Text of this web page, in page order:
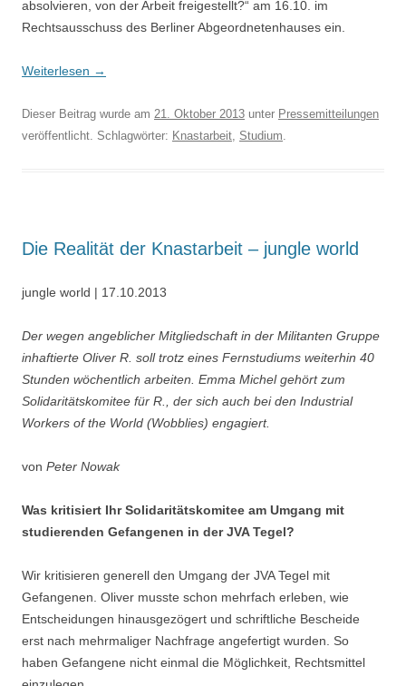
absolvieren, von der Arbeit freigestellt?“ am 16.10. im
Rechtsausschuss des Berliner Abgeordnetenhauses ein.
Weiterlesen →
Dieser Beitrag wurde am 21. Oktober 2013 unter Pressemitteilungen
veröffentlicht. Schlagwörter: Knastarbeit Studium
Die Realität der Knastarbeit – jungle world
jungle world | 17.10.2013
Der wegen angeblicher Mitgliedschaft in der Militanten Gruppe
inhaftierte Oliver R. soll trotz eines Fernstudiums weiterhin 40
Stunden wöchentlich arbeiten. Emma Michel gehört zum
Solidaritätskomitee für R., der sich auch bei den Industrial
Workers of the World (Wobblies) engagiert.
von Peter Nowak
Was kritisiert Ihr Solidaritätskomitee am Umgang mit
studierenden Gefangenen in der JVA Tegel?
Wir kritisieren generell den Umgang der JVA Tegel mit
Gefangenen. Oliver musste schon mehrfach erleben, wie
Entscheidungen hinausgezögert und schriftliche Bescheide
erst nach mehrmaliger Nach­frage angefertigt wurden. So
haben Gefangene nicht einmal die Möglichkeit, Rechtsmittel